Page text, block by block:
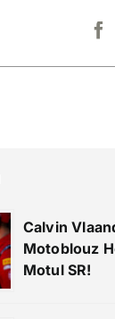
Calvin
Motoblouz
Motul SR!